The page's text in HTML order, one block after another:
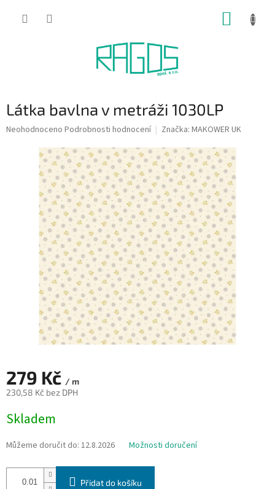
Látka bavlna v metráži 1030LP
Průměrné
produktu
hvězdiček.
Neohodnoceno Podrobnosti hodnocení Značka: MAKOWER UK
279 Kč / m
230,58 Kč bez DPH
cena:
Skladem
Můžeme doručit do: 12.8.2026 Možnosti doručení
Přidat do košíku